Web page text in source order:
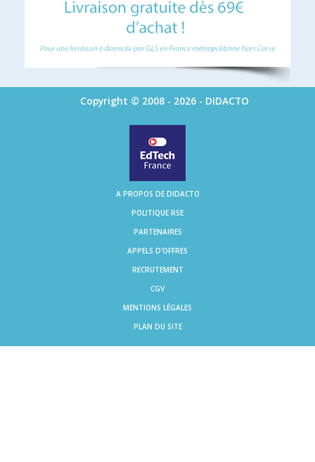
Copyright © 2008 - 2026 - DIDACTO
A PROPOS DE DIDACTO
POLITIQUE RSE
PARTENAIRES
APPELS D'OFFRES
RECRUTEMENT
CGV
MENTIONS LÉGALES
PLAN DU SITE